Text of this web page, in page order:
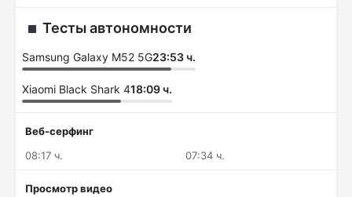
Тесты автономности
Samsung Galaxy M52 5G23:53 ч.
Xiaomi Black Shark 418:09 ч.
Веб-серфинг
08:17 ч.
07:34 ч.
Просмотр видео